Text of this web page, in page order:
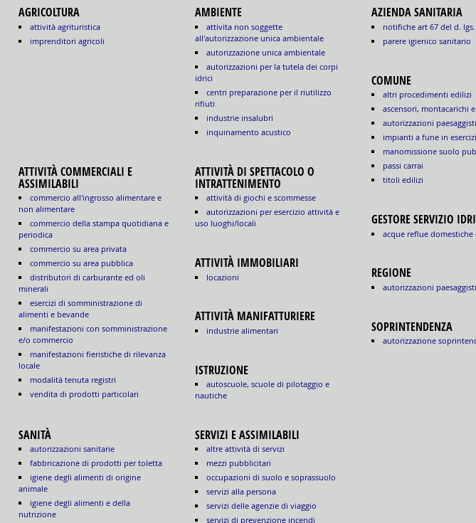
AGRICOLTURA
attività agrituristica
imprenditori agricoli
AMBIENTE
attivita non soggette
all'autorizzazione unica ambientale
autorizzazione unica ambientale
autorizzazioni per la tutela dei corpi
idrici
centri preparazione per il riutilizzo
rifiuti
industrie insalubri
inquinamento acustico
ATTIVITÀ COMMERCIALI E
ASSIMILABILI
commercio all'ingrosso alimentare e
non alimentare
commercio della stampa quotidiana e
periodica
commercio su area privata
commercio su area pubblica
distributori di carburante ed oli
minerali
esercizi di somministrazione di
alimenti e bevande
manifestazioni con somministrazione
e/o commercio
manifestazioni fieristiche di rilevanza
locale
modalità tenuta registri
vendita di prodotti particolari
ATTIVITÀ DI SPETTACOLO O
INTRATTENIMENTO
attività di giochi e scommesse
autorizzazioni per esercizio attività e
uso luoghi/locali
ATTIVITÀ IMMOBILIARI
locazioni
ATTIVITÀ MANIFATTURIERE
industrie alimentari
ISTRUZIONE
autoscuole, scuole di pilotaggio e
nautiche
SANITÀ
autorizzazioni sanitarie
fabbricazione di prodotti per toletta
igiene degli alimenti di origine
animale
igiene degli alimenti e della
nutrizione
SERVIZI E ASSIMILABILI
altre attività di servizi
mezzi pubblicitari
occupazioni di suolo e soprassuolo
servizi alla persona
servizi delle agenzie di viaggio
servizi di prevenzione incendi
AZIENDA SANITARIA
notifiche art 67 del d.
parere igienico sanitario
COMUNE
altri procedimenti edilizi
ascensori, montacarichi
autorizzazioni
impianti a fune in
manomissione suolo
passi carrai
titoli edilizi
GESTORE SERVIZIO
acque reflue
REGIONE
autorizzazioni
SOPRINTENDENZA
autorizzazione